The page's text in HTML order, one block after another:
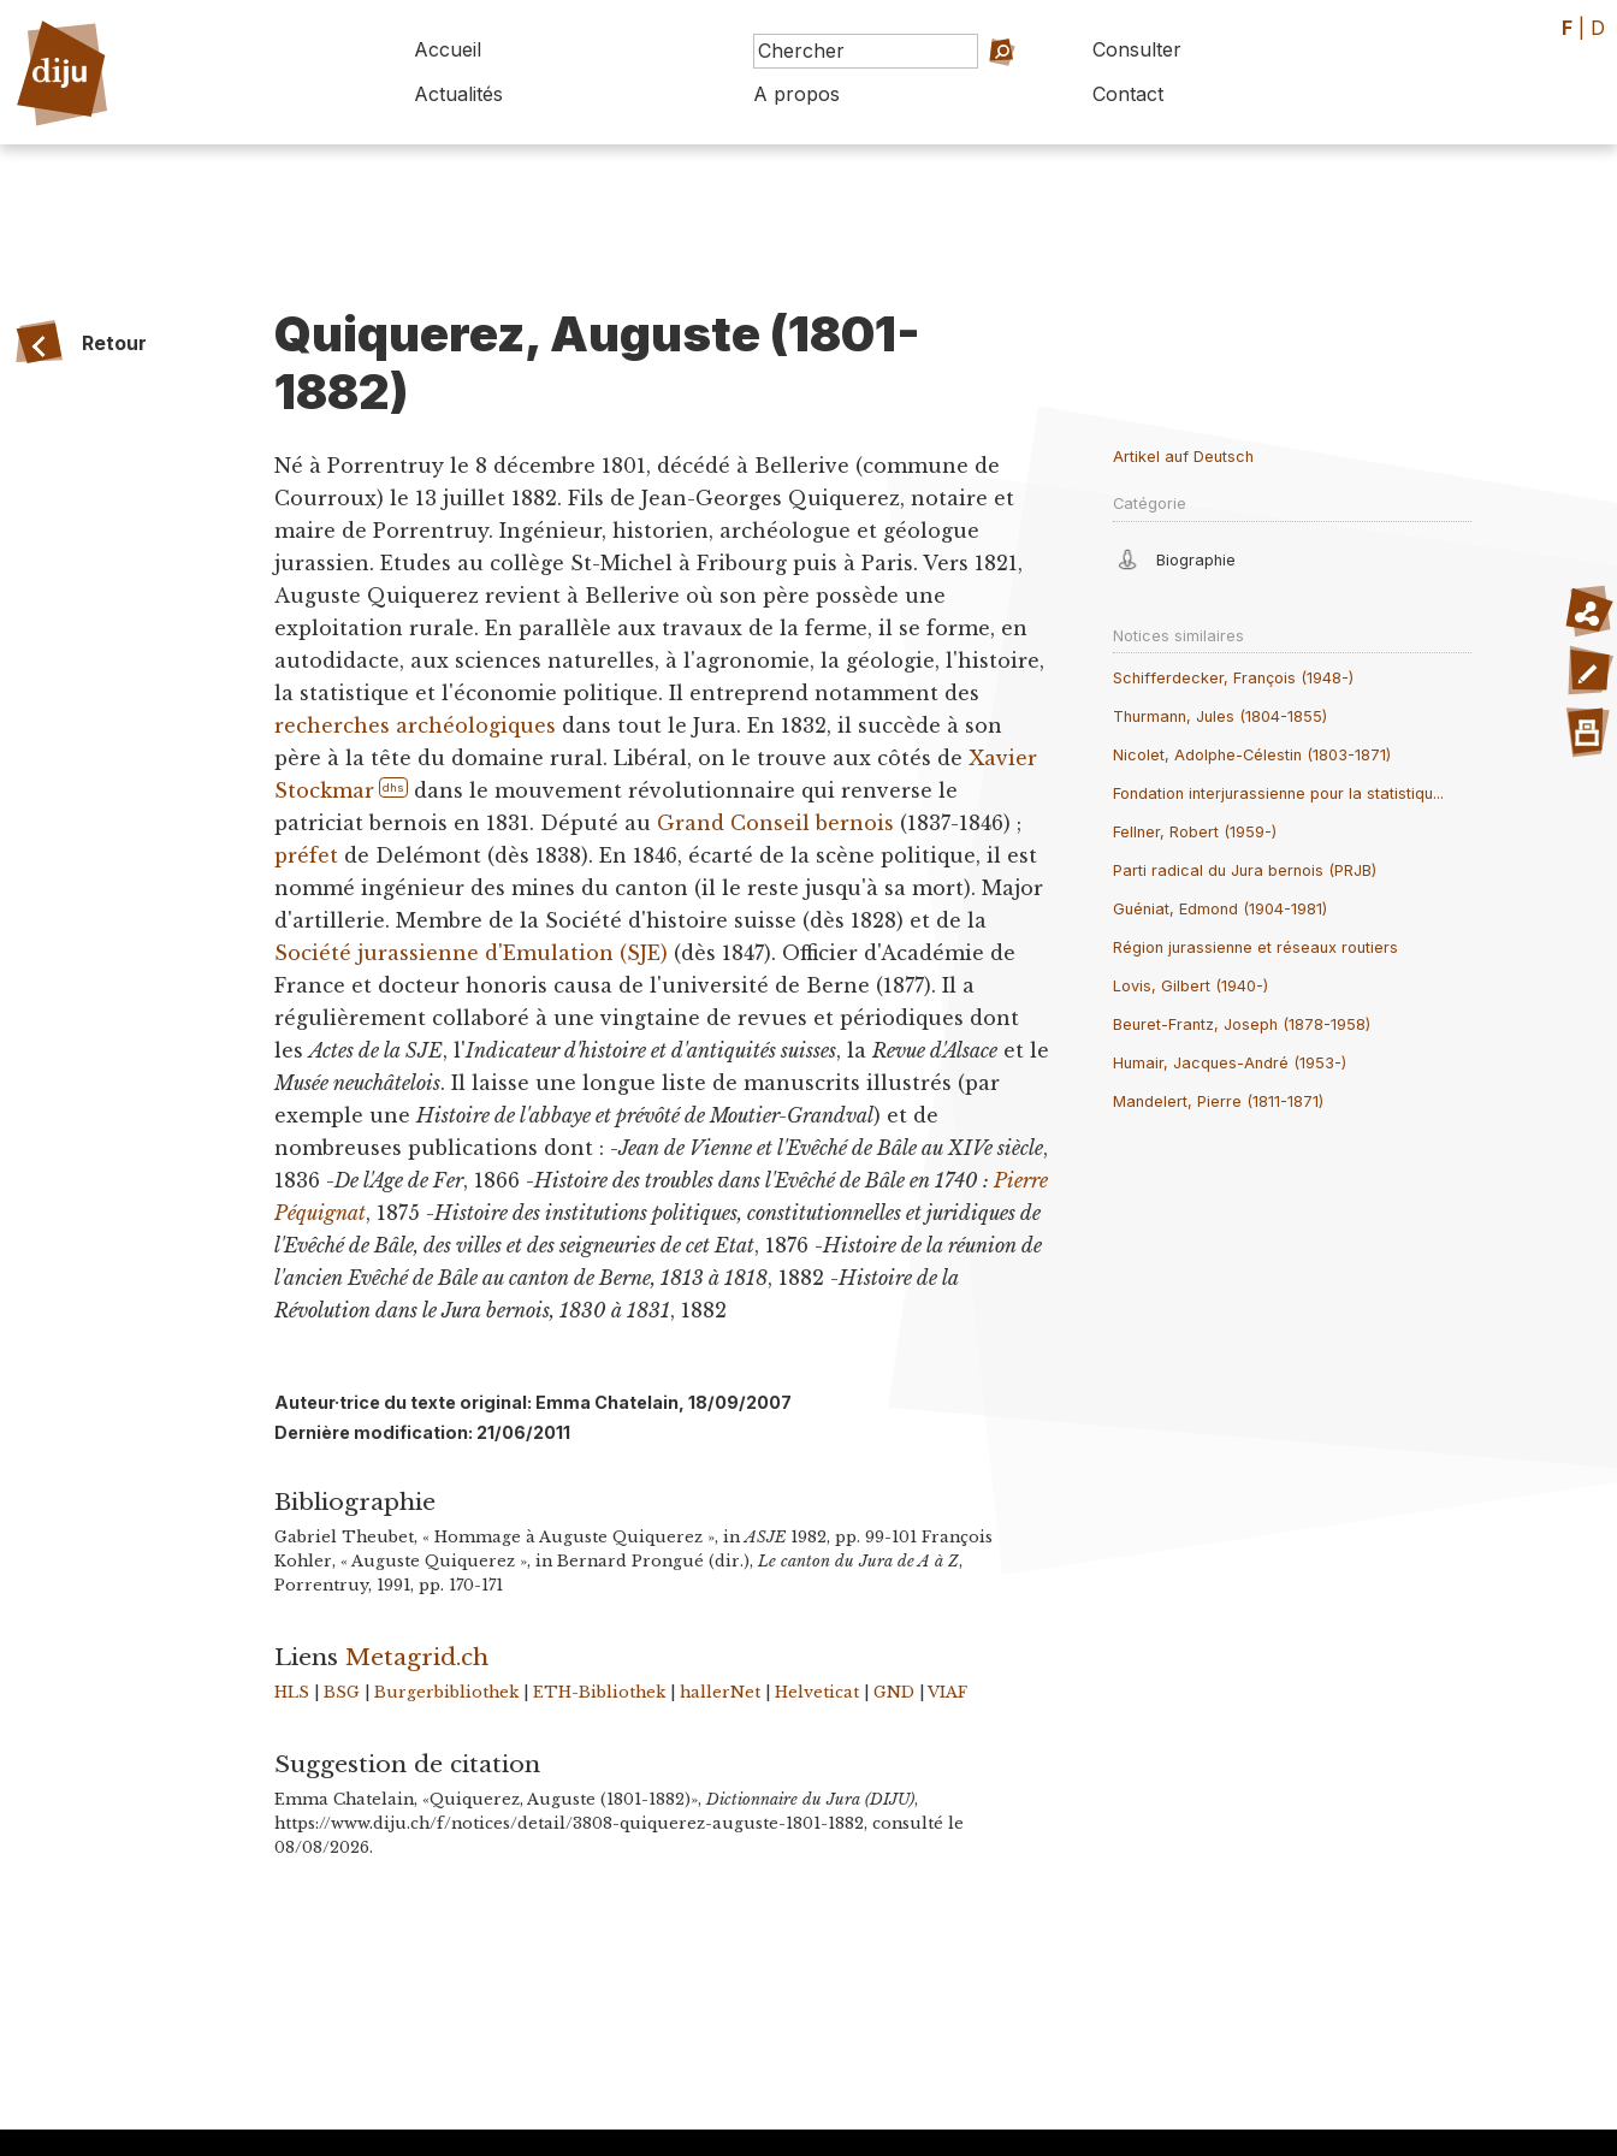
Accueil
Consulter
Actualités
A propos Contact
F D
Retour
Quiquerez, Auguste (1801-
1882)
Né à Porrentruy le 8 décembre 1801, décédé à Bellerive (commune de
Courroux) le 13 juillet 1882. Fils de Jean-Georges Quiquerez, notaire et
maire de Porrentruy. Ingénieur, historien, archéologue et géologue
jurassien. Etudes au collège St-Michel à Fribourg puis à Paris. Vers 1821,
Auguste Quiquerez revient à Bellerive où son père possède une
exploitation rurale. En parallèle aux travaux de la ferme, il se forme, en
autodidacte, aux sciences naturelles, à l'agronomie, la géologie, l'histoire,
la statistique et l'économie politique. Il entreprend notamment des
recherches archéologiques dans tout le Jura. En 1832, il succède à son
père à la tête du domaine rural. Libéral, on le trouve aux côtés deXavier
Stockmar
dhs
dans le mouvement révolutionnaire qui renverse le
patriciat bernois en 1831. Député au Grand Conseil bernois (1837-1846) ;
préfet de Delémont (dès 1838). En 1846, écarté de la scène politique, il est
nommé ingénieur des mines du canton (il le reste jusqu'à sa mort). Major
d'artillerie. Membre de la Société d'histoire suisse (dès 1828) et de la
Société jurassienne d'Emulation (SJE) (dès 1847). Officier d'Académie de
France et docteur honoris causa de l'université de Berne (1877). Il a
régulièrement collaboré à une vingtaine de revues et périodiques dont
lesActes de la SJE, l'Indicateur d'histoire et d'antiquités suisses, la Revue d'Alsace et le
Musée neuchâtelois. Il laisse une longue liste de manuscrits illustrés (par
exemple une Histoire de l'abbaye et prévôté de Moutier-Grandval) et de
nombreuses publications dont : -Jean de Vienne et l'Evêché de Bâle au XIVe siècle,
1836 -De l'Age de Fer, 1866 -Histoire des troubles dans l'Evêché de Bâle en 1740 : Pierre
Péquignat, 1875 -Histoire des institutions politiques, constitutionnelles et juridiques de
l'Evêché de Bâle, des villes et des seigneuries de cet Etat, 1876 -Histoire de la réunion de
l'ancien Evêché de Bâle au canton de Berne, 1813 à 1818, 1882 -Histoire de la
Révolution dans le Jura bernois, 1830 à 1831, 1882
Auteur·trice du texte original: Emma Chatelain, 18/09/2007
Dernière modification: 21/06/2011
Bibliographie
Gabriel Theubet, « Hommage à Auguste Quiquerez », inASJE 1982, pp. 99-101 François
Kohler, « Auguste Quiquerez », in Bernard Prongué (dir.), Le canton du Jura de A à Z,
Porrentruy, 1991, pp. 170-171
LiensMetagrid.ch
HLS |BSG |Burgerbibliothek |ETH-Bibliothek hallerNet |Helveticat |GND |VIAF
Suggestion de citation
Emma Chatelain, «Quiquerez, Auguste (1801-1882)»,Dictionnaire du Jura (DIJU),
https://www.diju.ch/f/notices/detail/3808-quiquerez-auguste-1801-1882, consulté le
08/08/2026.
Artikel auf Deutsch
Catégorie
Biographie
Notices similaires
Schifferdecker, François (1948-)
Thurmann, Jules (1804-1855)
Nicolet, Adolphe-Célestin (1803-1871)
Fondation interjurassienne pour la statistiqu...
Fellner, Robert (1959-)
Parti radical du Jura bernois (PRJB)
Guéniat, Edmond (1904-1981)
Région jurassienne et réseaux routiers
Lovis, Gilbert (1940-)
Beuret-Frantz, Joseph (1878-1958)
Humair, Jacques-André (1953-)
Mandelert, Pierre (1811-1871)